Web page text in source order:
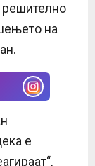
решително
на
е